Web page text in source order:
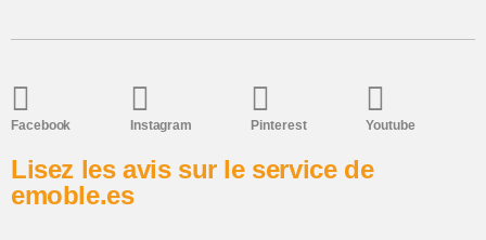
Facebook Instagram Pinterest Youtube
Lisez les avis sur le service de
emoble.es